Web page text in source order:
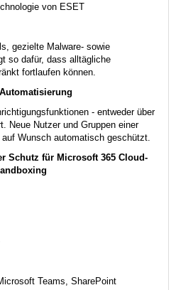
von ESET
gezielte Malware- sowie
so dafür, dass alltägliche
fortlaufen können.
- entweder über
Neue Nutzer und Gruppen einer
Wunsch automatisch geschützt.
Schutz für Microsoft 365 Cloud-
Teams, SharePoint